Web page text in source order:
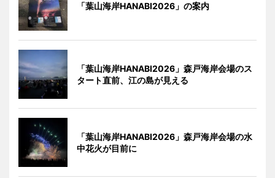
「葉山海岸HANABI2026」の案内
「葉山海岸HANABI2026」森戸海岸会場のス
タート直前、江の島が見える
「葉山海岸HANABI2026」森戸海岸会場の水
中花火が目前に